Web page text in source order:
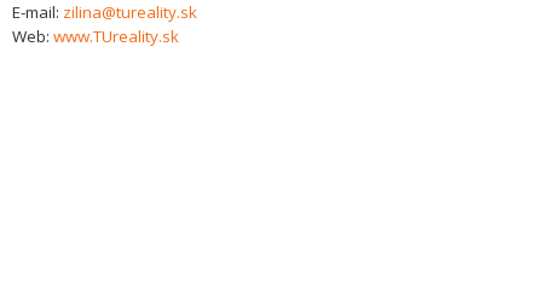
E-mail: zilina@tureality.sk
Web: www.TUreality.sk